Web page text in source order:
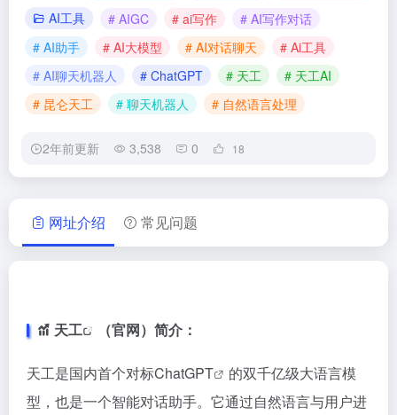
AI工具
# AIGC # ai写作
# AI写作对话
# AI助手
# AI大模型 # AI对话聊天
# Ai工具
# AI聊天机器人
# ChatGPT # 天工
# 天工AI
# 昆仑天工
# 聊天机器人 # 自然语言处理
2年前更新 3,538 0 18
网址介绍 常见问题
天工 （官网）简介：
天工是国内首个对标ChatGPT
的双千亿级大语言模
型，也是一个智能对话助手。它通过自然语言与用户进